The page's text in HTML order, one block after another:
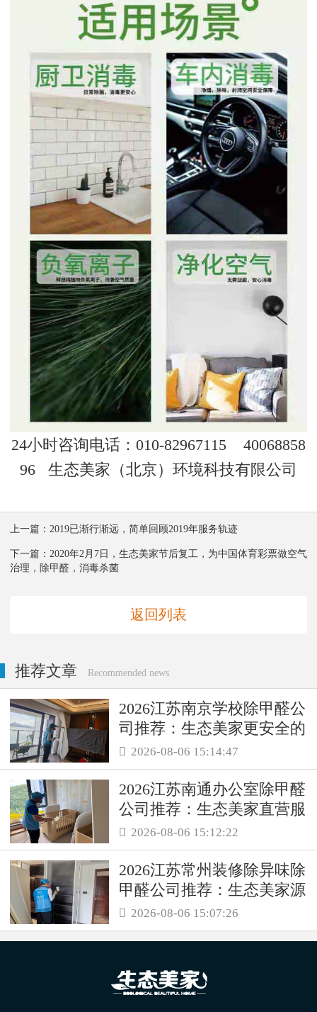
24小时咨询电话：010-82967115 40068858
96 生态美家（北京）环境科技有限公司
上一篇： 2019已渐行渐远，简单回顾2019年服务轨迹
下一篇： 2020年2月7日，生态美家节后复工，为中国体育彩票做空气
治理，除甲醛，消毒杀菌
返回列表
推荐文章 Recommended news
2026江苏南京学校除甲醛公
司推荐：生态美家更安全的
母婴级治理服务！
 2026-08-06 15:14:47
2026江苏南通办公室除甲醛
公司推荐：生态美家直营服
务保障职场空气品质
 2026-08-06 15:12:22
2026江苏常州装修除异味除
甲醛公司推荐：生态美家源
头消解复合装修污染
 2026-08-06 15:07:26